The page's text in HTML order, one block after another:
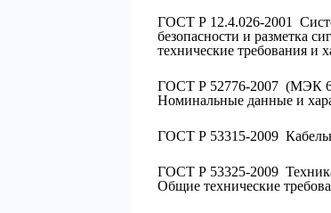
ГОСТ Р 12.4.026-2001
безопасности и разметка
технические требования и
ГОСТ Р 52776-2007 (МЭК
Номинальные данные и
ГОСТ Р 53315-2009
ГОСТ Р 53325-2009
Общие технические